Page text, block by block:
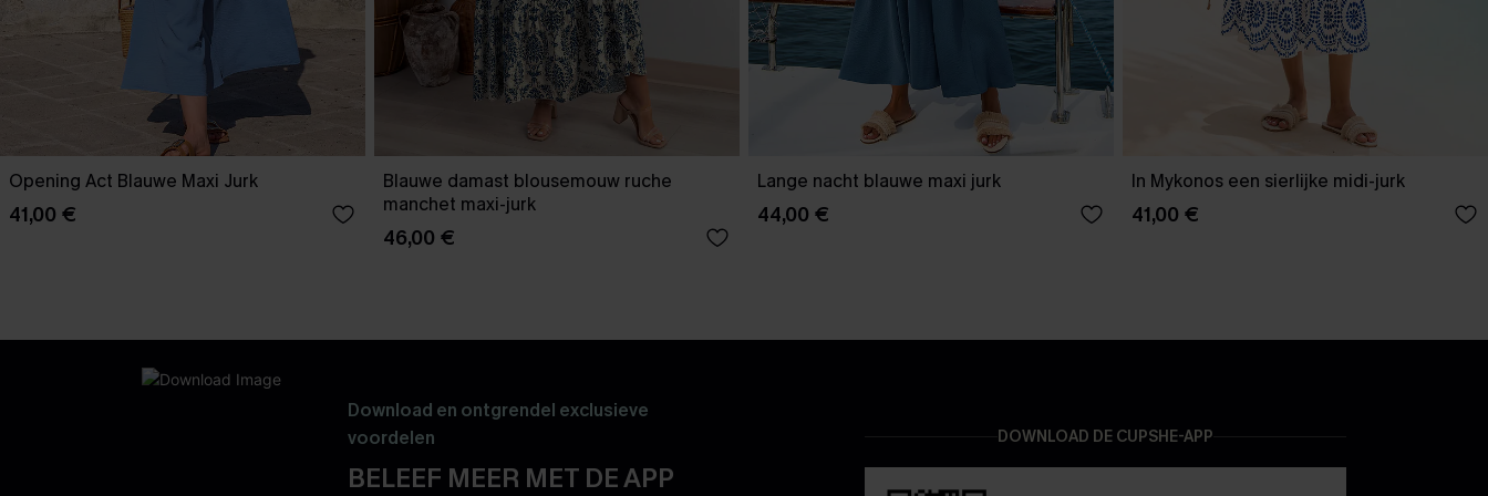
Opening Act Blauwe Maxi Jurk
41,00 €
Blauwe damast blousemouw ruche
manchet maxi-jurk
46,00 €
Lange nacht blauwe maxi jurk
44,00 €
In Mykonos een sierlijke midi-jurk
41,00 €
Download en ontgrendel exclusieve
voordelen
BELEEF MEER MET DE APP
DOWNLOAD DE CUPSHE-APP